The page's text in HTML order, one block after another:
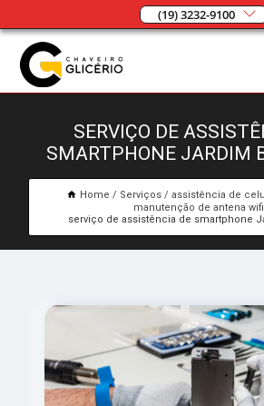
(19) 3232-9100
SERVIÇO DE
SMARTPHONE JARDIM
Home Serviços
assistência de
manutenção de antena wifi
serviço de assistência de smartphone